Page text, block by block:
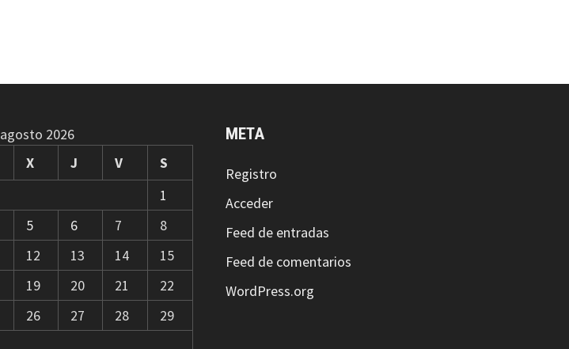
agosto 2026
X J V
S
1
5 6 7
8
12 13 14
15
19 20 21
22
26 27 28
29
META
Registro
Acceder
Feed de entradas
Feed de comentarios
WordPress.org